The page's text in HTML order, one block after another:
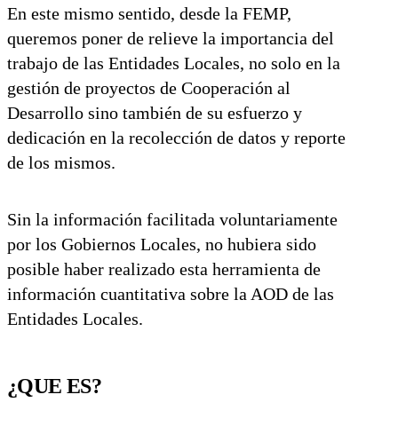
En este mismo sentido, desde la FEMP,
queremos poner de relieve la importancia del
trabajo de las Entidades Locales, no solo en la
gestión de proyectos de Cooperación al
Desarrollo sino también de su esfuerzo y
dedicación en la recolección de datos y reporte
de los mismos.
Sin la información facilitada voluntariamente
por los Gobiernos Locales, no hubiera sido
posible haber realizado esta herramienta de
información cuantitativa sobre la AOD de las
Entidades Locales.
¿QUE ES?